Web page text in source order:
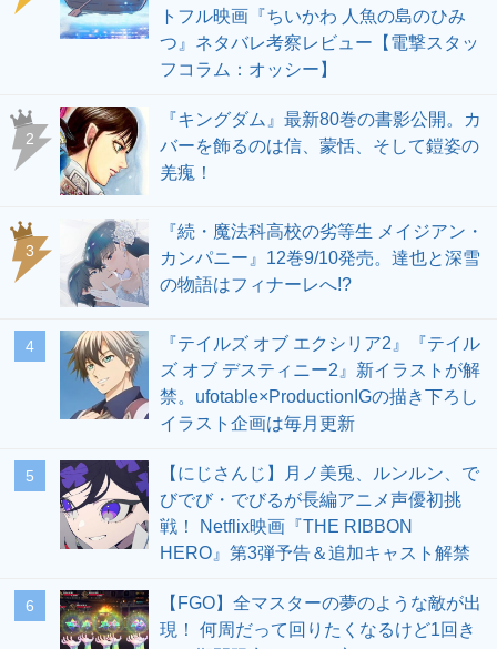
トフル映画『ちいかわ 人魚の島のひみ
つ』ネタバレ考察レビュー【電撃スタッ
フコラム：オッシー】
2
『キングダム』最新80巻の書影公開。カ
バーを飾るのは信、蒙恬、そして鎧姿の
羌瘣！
3
『続・魔法科高校の劣等生 メイジアン・
カンパニー』12巻9/10発売。達也と深雪
の物語はフィナーレへ!?
4
『テイルズ オブ エクシリア2』『テイル
ズ オブ デスティニー2』新イラストが解
禁。ufotable×ProductionIGの描き下ろし
イラスト企画は毎月更新
5
【にじさんじ】月ノ美兎、ルンルン、で
びでび・でびるが長編アニメ声優初挑
戦！ Netflix映画『THE RIBBON
HERO』第3弾予告＆追加キャスト解禁
6
【FGO】全マスターの夢のような敵が出
現！ 何周だって回りたくなるけど1回き